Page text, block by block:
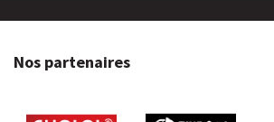
Nos partenaires